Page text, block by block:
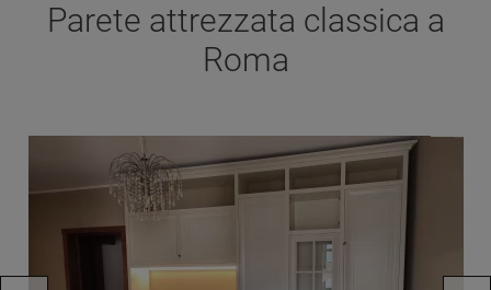
Parete attrezzata classica a
Roma